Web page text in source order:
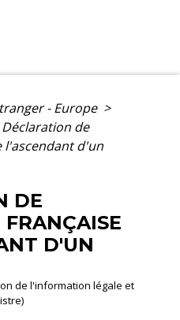
- Europe >
Déclaration de
l'ascendant d'un
DE
D'UN
de l'information légale et